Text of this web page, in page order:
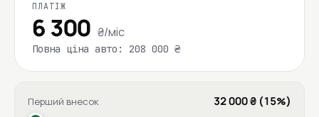
ПЛАТІЖ
6 300 ₴/міс
Повна ціна авто: 208 000 ₴
Перший внесок 32 000 ₴ (15%)